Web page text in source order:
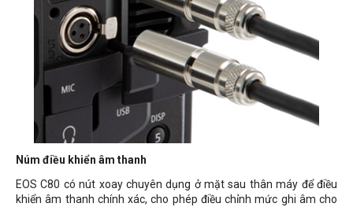
Núm điều khiển âm thanh
EOS C80 có nút xoay chuyên dụng ở mặt sau thân máy để điều
khiển âm thanh chính xác, cho phép điều chỉnh mức ghi âm cho